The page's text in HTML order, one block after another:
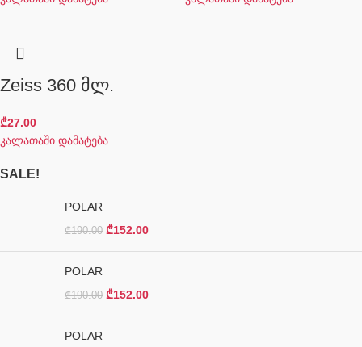
Zeiss 360 მლ.
₾27.00
კალათაში დამატება
SALE!
POLAR
₾190.00 ₾152.00
POLAR
₾190.00 ₾152.00
POLAR